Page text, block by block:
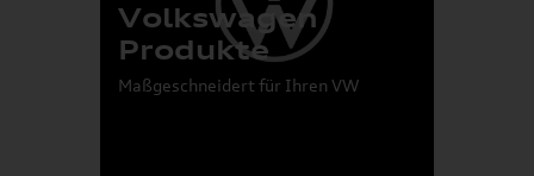
Volkswagen
Produkte
Maßgeschneidert für Ihren VW